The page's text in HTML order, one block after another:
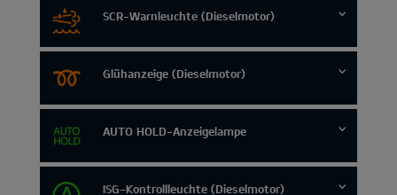
SCR-Warnleuchte (Dieselmotor)
Glühanzeige (Dieselmotor)
AUTO HOLD-Anzeigelampe
ISG-Kontrollleuchte (Dieselmotor)